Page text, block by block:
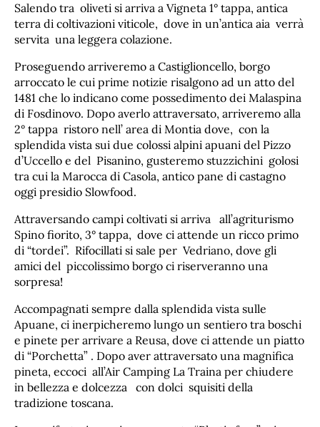
Salendo tra oliveti si arriva a Vigneta 1° tappa, antica
terra di coltivazioni viticole, dove in un’antica aia verrà
servita una leggera colazione.
Proseguendo arriveremo a Castiglioncello, borgo
arroccato le cui prime notizie risalgono ad un atto del
1481 che lo indicano come possedimento dei Malaspina
di Fosdinovo. Dopo averlo attraversato, arriveremo alla
2° tappa ristoro nell’ area di Montia dove, con la
splendida vista sui due colossi alpini apuani del Pizzo
d’Uccello e del Pisanino, gusteremo stuzzichini golosi
tra cui la Marocca di Casola, antico pane di castagno
oggi presidio Slowfood.
Attraversando campi coltivati si arriva all’agriturismo
Spino fiorito, 3° tappa, dove ci attende un ricco primo
di “tordei”. Rifocillati si sale per Vedriano, dove gli
amici del piccolissimo borgo ci riserveranno una
sorpresa!
Accompagnati sempre dalla splendida vista sulle
Apuane, ci inerpicheremo lungo un sentiero tra boschi
e pinete per arrivare a Reusa, dove ci attende un piatto
di “Porchetta” . Dopo aver attraversato una magnifica
pineta, eccoci all’Air Camping La Traina per chiudere
in bellezza e dolcezza con dolci squisiti della
tradizione toscana.